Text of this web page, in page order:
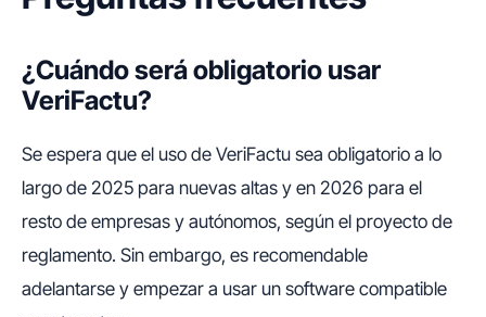
¿Cuándo será obligatorio usar
VeriFactu?
Se espera que el uso de VeriFactu sea obligatorio a lo
largo de 2025 para nuevas altas y en 2026 para el
resto de empresas y autónomos, según el proyecto de
reglamento. Sin embargo, es recomendable
adelantarse y empezar a usar un software compatible